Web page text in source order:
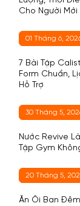
Cho Người Mới
01 Tháng 6,
7 Bài Tập
Form Chuẩn,
Hỗ Trợ
30 Tháng 5,
Nước Revive
Tập Gym
20 Tháng 5,
Ăn Ổi Ban